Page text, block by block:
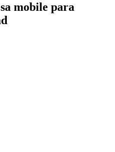
mobile para